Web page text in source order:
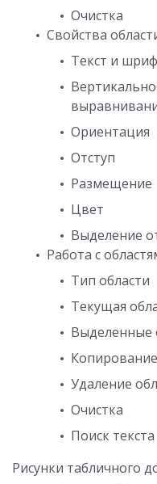
Очистка
Свойства
Текст и
Ориентация
Отступ
Размещение
Цвет
Выделение
Работа с
Тип области
Текущая
Выделенные
Удаление
Очистка
Поиск текста
Рисунки табличного